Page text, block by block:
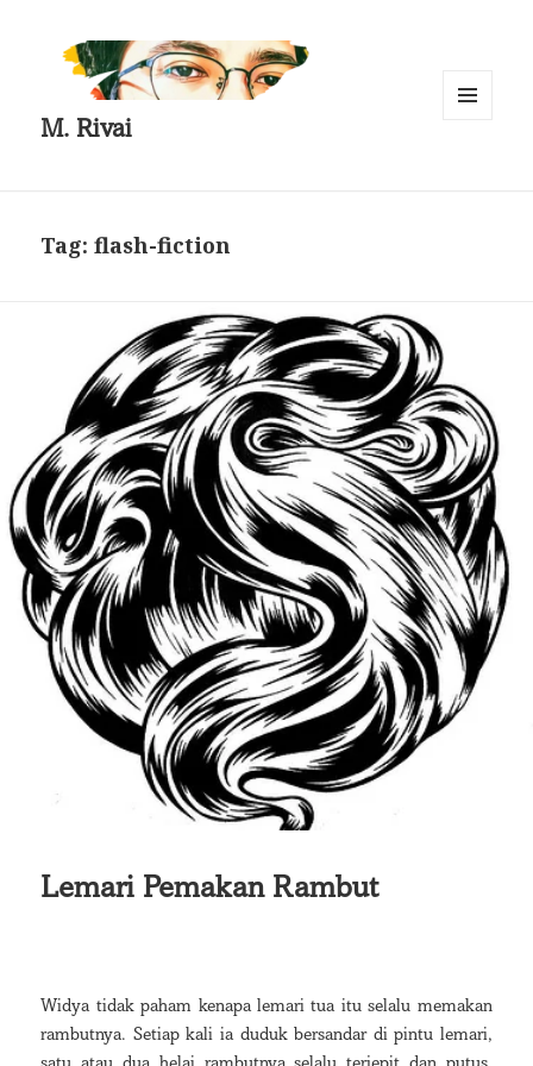
M. Rivai
Tag:flash-fiction
Lemari Pemakan Rambut
Widya tidak paham kenapa lemari tua itu selalu memakan
rambutnya. Setiap kali ia duduk bersandar di pintu lemari,